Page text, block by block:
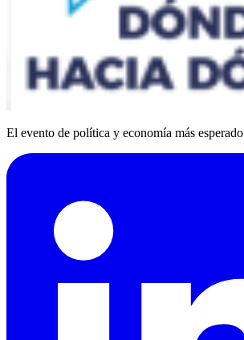
El evento de política y economía más esperado